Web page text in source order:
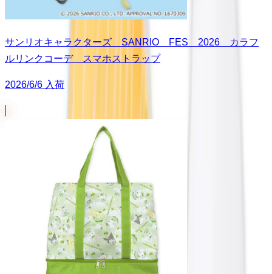
サンリオキャラクターズ SANRIO FES 2026 カラフ
ルリンクコーデ スマホストラップ
2026/6/6 入荷